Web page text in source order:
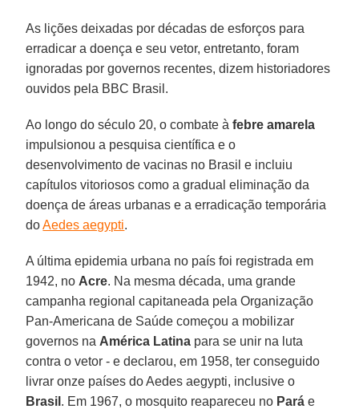
As lições deixadas por décadas de esforços para
erradicar a doença e seu vetor, entretanto, foram
ignoradas por governos recentes, dizem historiadores
ouvidos pela BBC Brasil.
Ao longo do século 20, o combate àfebre amarela
impulsionou a pesquisa científica e o
desenvolvimento de vacinas no Brasil e incluiu
capítulos vitoriosos como a gradual eliminação da
doença de áreas urbanas e a erradicação temporária
doAedes aegypti.
A última epidemia urbana no país foi registrada em
1942, no Acre. Na mesma década, uma grande
campanha regional capitaneada pela Organização
Pan-Americana de Saúde começou a mobilizar
governos na América Latina para se unir na luta
contra o vetor - e declarou, em 1958, ter conseguido
livrar onze países do Aedes aegypti, inclusive o
Brasil . Em 1967, o mosquito reapareceu no Pará e